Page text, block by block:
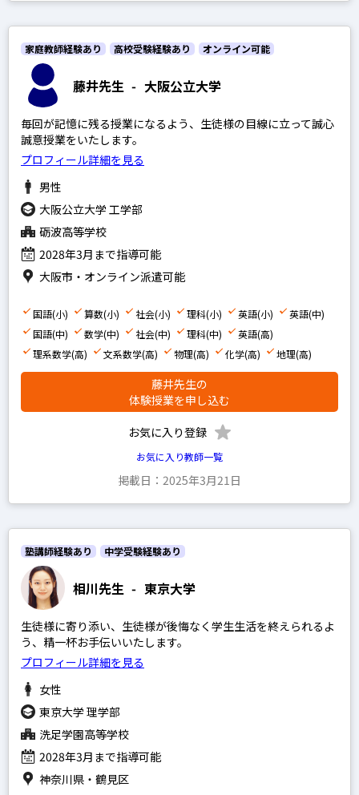
中学受験経験あり
高校受験経験あり
小学生の科目を指定
算数
国語
理科
社会
英語
中学生の科目を指定
英語
数学
理科
高校生の科目を指定
現代文
古文
漢文
理系数学
物理
化学
生物
地学
藤井先生 - 大阪公立大学
家庭教師経験あり 高校受験経験あり オンライン可能
毎回が記憶に残る授業になるよう、生徒様の目線に立って誠心
誠意授業をいたします。
プロフィール詳細を見る
男性
大阪公立大学 工学部
砺波高等学校
2028年3月まで指導可能
大阪市・オンライン派遣可能
国語(小) 算数(小) 社会(小) 理科(小) 英語(小)
英語(中)
国語(中)
数学(中) 社会(中) 理科(中)
英語(高)
理系数学(高)
文系数学(高) 物理(高) 化学(高) 地理(高)
藤井先生の
体験授業を申し込む
お気に入り登録
お気に入り教師一覧
掲載日：2025年3月21日
相川先生 - 東京大学
塾講師経験あり 中学受験経験あり
生徒様に寄り添い、生徒様が後悔なく学生生活を終えられるよ
う、精一杯お手伝いいたします。
プロフィール詳細を見る
女性
東京大学 理学部
洗足学園高等学校
2028年3月まで指導可能
神奈川県・鶴見区